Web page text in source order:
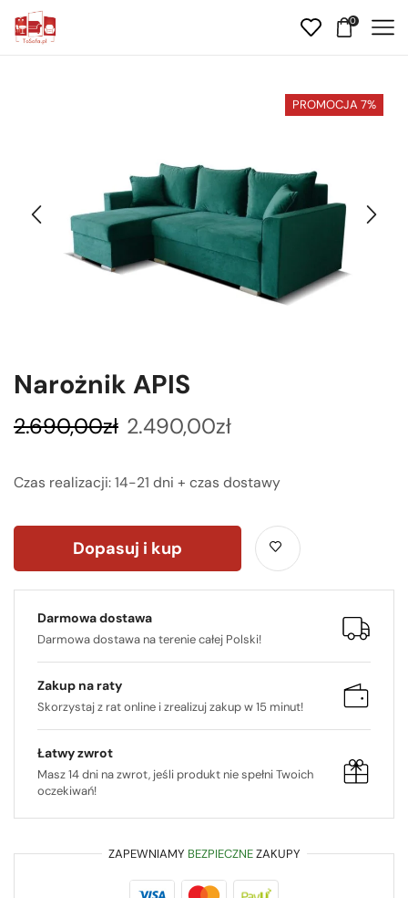
0
PROMOCJA 7%
Narożnik APIS
2.690,00zł 2.490,00zł
Czas realizacji: 14-21 dni + czas dostawy
Dopasuj i kup
Darmowa dostawa
Darmowa dostawa na terenie całej Polski!
Zakup na raty
Skorzystaj z rat online i zrealizuj zakup w 15 minut!
Łatwy zwrot
Masz 14 dni na zwrot, jeśli produkt nie spełni Twoich
oczekiwań!
ZAPEWNIAMY BEZPIECZNEZAKUPY